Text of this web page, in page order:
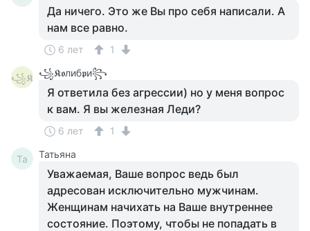
Да ничего. Это же Вы про себя написали. А
нам все равно.
6 лет 1
꧁𝕶 ꧁𝕶𝖔либ𝖕и꧂
Я ответила без агрессии) но у меня вопрос
к вам. Я вы железная Леди?
6 лет 1
Та Татьяна
Уважаемая, Ваше вопрос ведь был
адресован исключительно мужчинам.
Женщинам начихать на Ваше внутреннее
состояние. Поэтому, чтобы не попадать в